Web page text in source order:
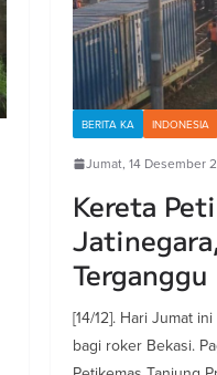
BERITA KA INDONESIA
Jumat, 14 Desember
Kereta
Terganggu
[14/12]. Hari Jumat
bagi roker Bekasi.